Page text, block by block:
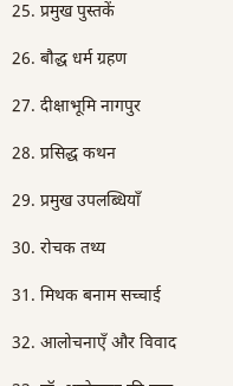
प्रमुख पुस्तकें
बौद्ध धर्म ग्रहण
दीक्षाभूमि नागपुर
प्रसिद्ध कथन
प्रमुख उपलब्धियाँ
रोचक तथ्य
मिथक बनाम सच्चाई
आलोचनाएँ और विवाद